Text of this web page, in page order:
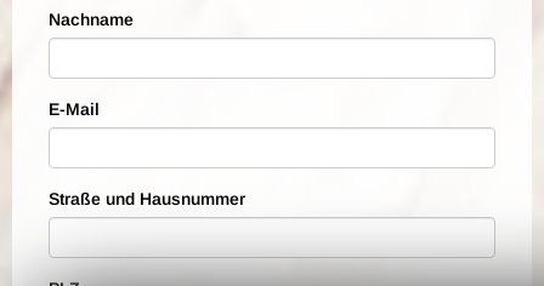
Nachname
E-Mail
Straße und Hausnummer